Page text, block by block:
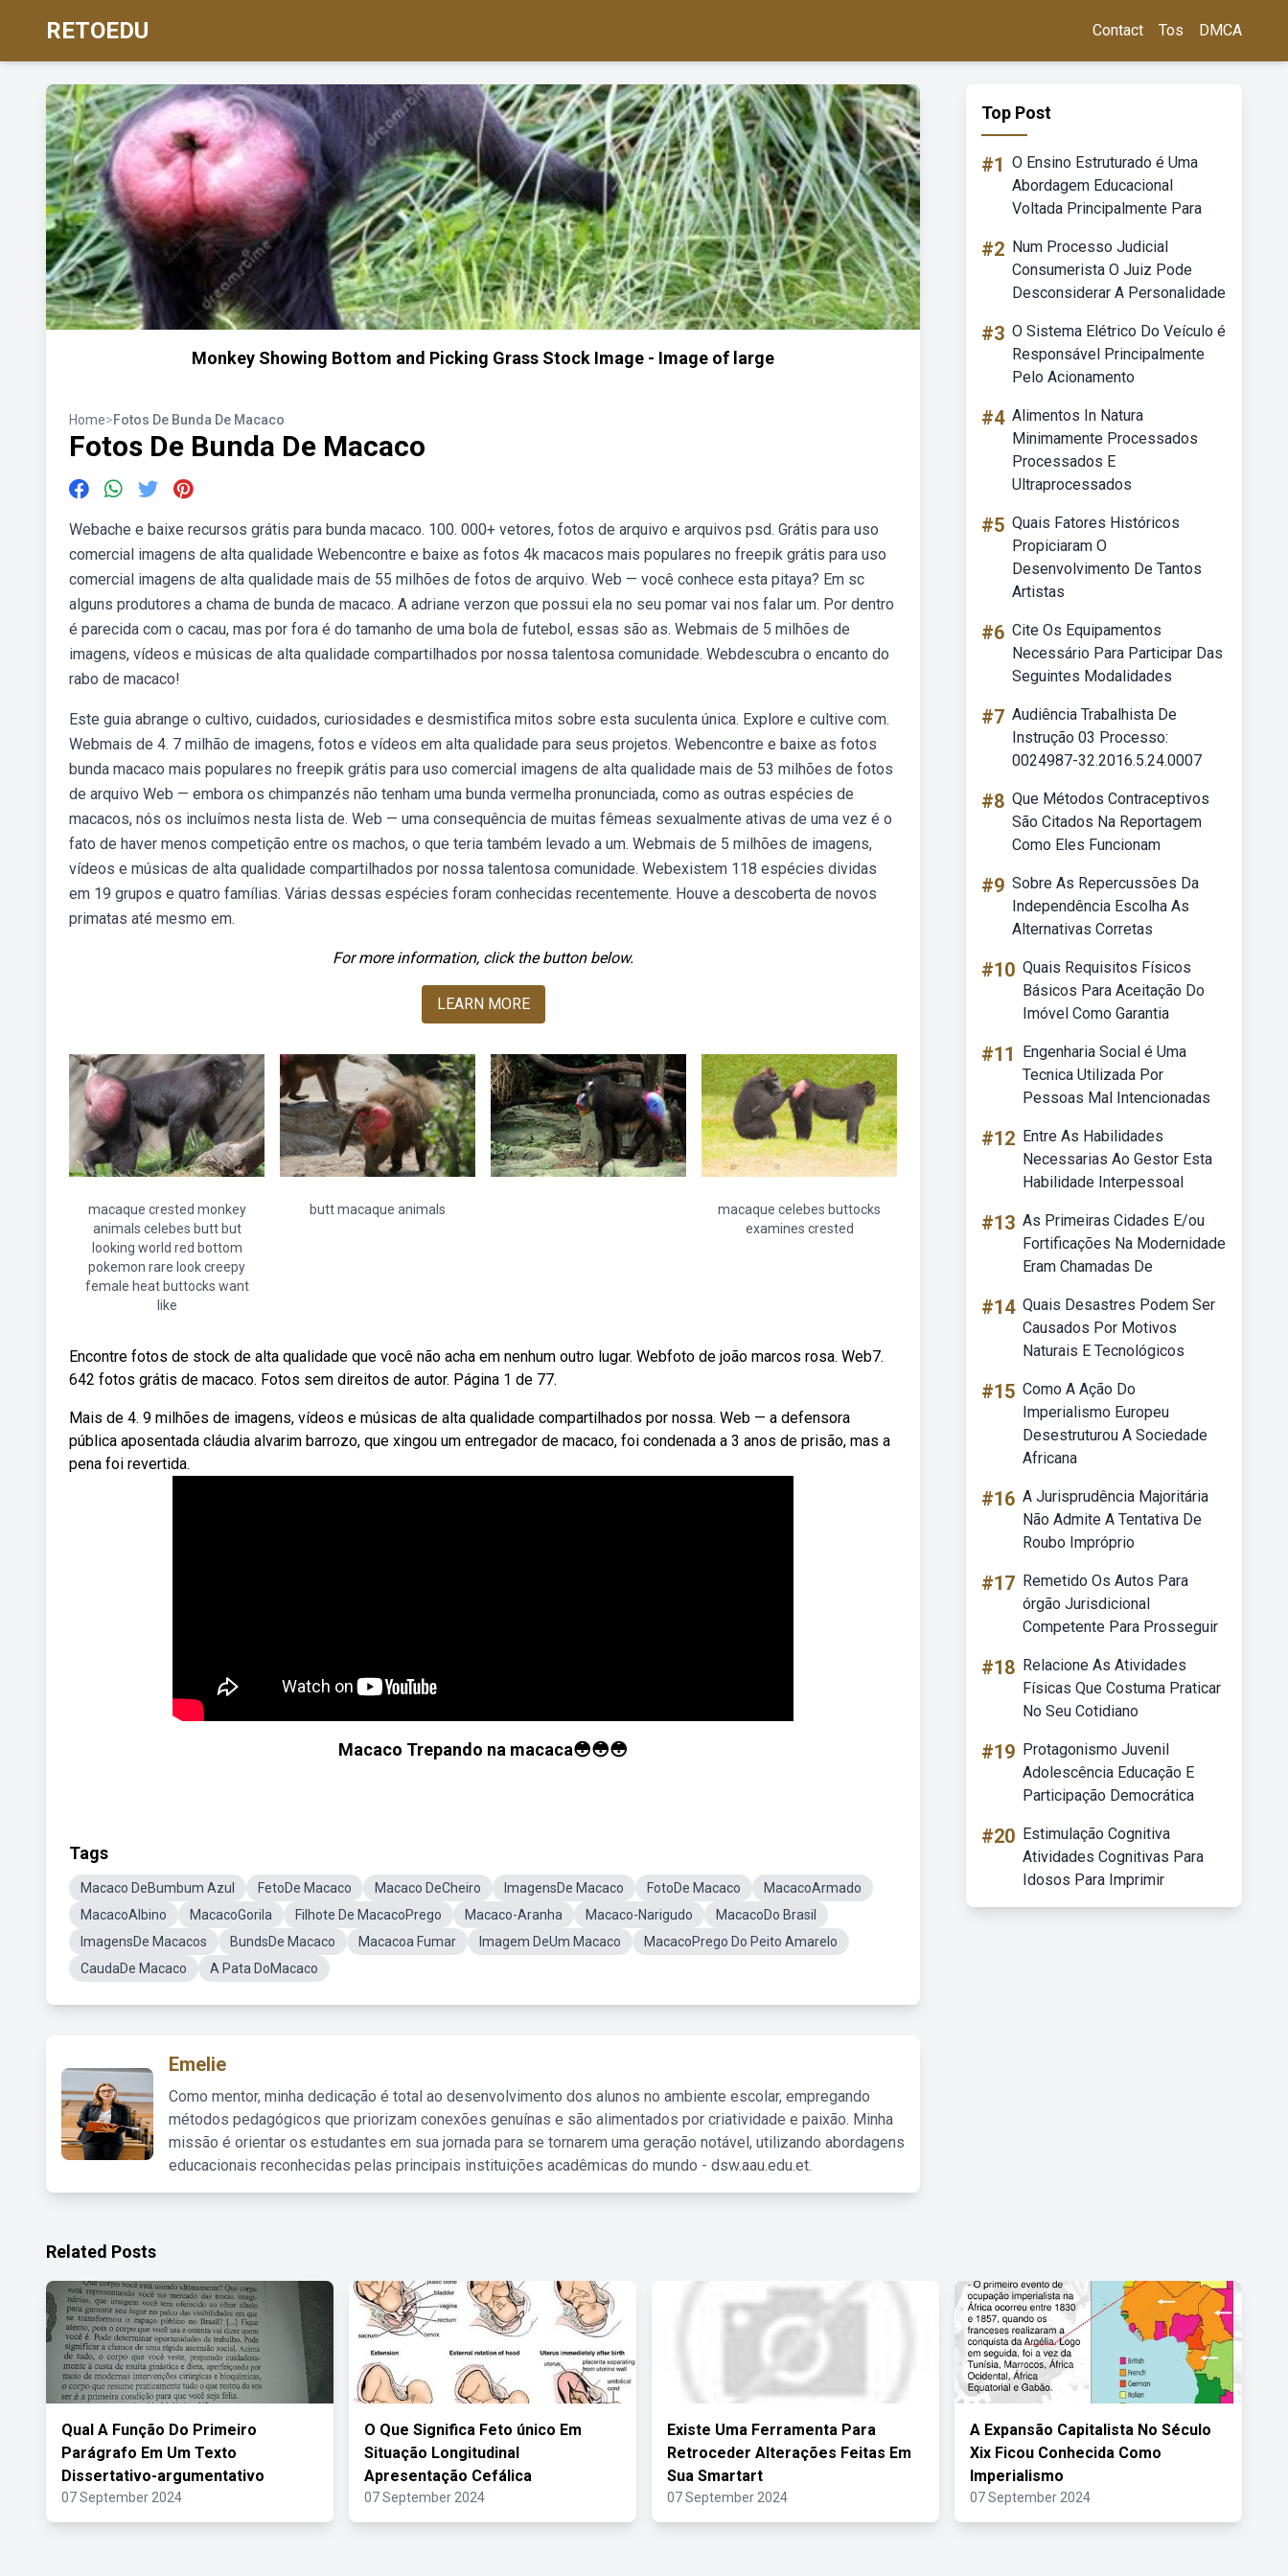
RETOEDU Contact Tos DMCA
Monkey Showing Bottom and Picking Grass Stock Image - Image of large
Home>Fotos De Bunda De Macaco
Fotos De Bunda De Macaco
Webache e baixe recursos grátis para bunda macaco. 100. 000+ vetores, fotos de arquivo e arquivos psd. Grátis para uso
comercial imagens de alta qualidade Webencontre e baixe as fotos 4k macacos mais populares no freepik grátis para uso
comercial imagens de alta qualidade mais de 55 milhões de fotos de arquivo. Web — você conhece esta pitaya? Em sc
alguns produtores a chama de bunda de macaco. A adriane verzon que possui ela no seu pomar vai nos falar um. Por dentro
é parecida com o cacau, mas por fora é do tamanho de uma bola de futebol, essas são as. Webmais de 5 milhões de
imagens, vídeos e músicas de alta qualidade compartilhados por nossa talentosa comunidade. Webdescubra o encanto do
rabo de macaco!
Este guia abrange o cultivo, cuidados, curiosidades e desmistifica mitos sobre esta suculenta única. Explore e cultive com.
Webmais de 4. 7 milhão de imagens, fotos e vídeos em alta qualidade para seus projetos. Webencontre e baixe as fotos
bunda macaco mais populares no freepik grátis para uso comercial imagens de alta qualidade mais de 53 milhões de fotos
de arquivo Web — embora os chimpanzés não tenham uma bunda vermelha pronunciada, como as outras espécies de
macacos, nós os incluímos nesta lista de. Web — uma consequência de muitas fêmeas sexualmente ativas de uma vez é o
fato de haver menos competição entre os machos, o que teria também levado a um. Webmais de 5 milhões de imagens,
vídeos e músicas de alta qualidade compartilhados por nossa talentosa comunidade. Webexistem 118 espécies dividas
em 19 grupos e quatro famílias. Várias dessas espécies foram conhecidas recentemente. Houve a descoberta de novos
primatas até mesmo em.
For more information, click the button below.
LEARN MORE
macaque crested monkey
animals celebes butt but
looking world red bottom
pokemon rare look creepy
female heat buttocks want
like
butt macaque animals
macaque celebes buttocks
examines crested
Encontre fotos de stock de alta qualidade que você não acha em nenhum outro lugar. Webfoto de joão marcos rosa. Web7.
642 fotos grátis de macaco. Fotos sem direitos de autor. Página 1 de 77.
Mais de 4. 9 milhões de imagens, vídeos e músicas de alta qualidade compartilhados por nossa. Web — a defensora
pública aposentada cláudia alvarim barrozo, que xingou um entregador de macaco, foi condenada a 3 anos de prisão, mas a
pena foi revertida.
Macaco Trepando na macaca😳😳😳
Tags
Macaco DeBumbum Azul FetoDe Macaco Macaco DeCheiro ImagensDe Macaco FotoDe Macaco
MacacoArmado
MacacoAlbino
MacacoGorila Filhote De MacacoPrego Macaco-Aranha Macaco-Narigudo
MacacoDo Brasil
ImagensDe Macacos
BundsDe Macaco Macacoa Fumar Imagem DeUm Macaco
MacacoPrego Do Peito Amarelo
CaudaDe Macaco
A Pata DoMacaco
Emelie
Como mentor, minha dedicação é total ao desenvolvimento dos alunos no ambiente escolar, empregando
métodos pedagógicos que priorizam conexões genuínas e são alimentados por criatividade e paixão. Minha
missão é orientar os estudantes em sua jornada para se tornarem uma geração notável, utilizando abordagens
educacionais reconhecidas pelas principais instituições acadêmicas do mundo - dsw.aau.edu.et.
Top Post
#1 O Ensino Estruturado é Uma
Abordagem Educacional
Voltada Principalmente Para
#2 Num Processo Judicial
Consumerista O Juiz Pode
Desconsiderar A Personalidade
#3 O Sistema Elétrico Do Veículo é
Responsável Principalmente
Pelo Acionamento
#4 Alimentos In Natura
Minimamente Processados
Processados E
Ultraprocessados
#5 Quais Fatores Históricos
Propiciaram O
Desenvolvimento De Tantos
Artistas
#6 Cite Os Equipamentos
Necessário Para Participar Das
Seguintes Modalidades
#7 Audiência Trabalhista De
Instrução 03 Processo:
0024987-32.2016.5.24.0007
#8 Que Métodos Contraceptivos
São Citados Na Reportagem
Como Eles Funcionam
#9 Sobre As Repercussões Da
Independência Escolha As
Alternativas Corretas
#10 Quais Requisitos Físicos
Básicos Para Aceitação Do
Imóvel Como Garantia
#11
Engenharia Social é Uma
Tecnica Utilizada Por
Pessoas Mal Intencionadas
#12 Entre As Habilidades
Necessarias Ao Gestor Esta
Habilidade Interpessoal
#13 As Primeiras Cidades E/ou
Fortificações Na Modernidade
Eram Chamadas De
#14 Quais Desastres Podem Ser
Causados Por Motivos
Naturais E Tecnológicos
#15 Como A Ação Do
Imperialismo Europeu
Desestruturou A Sociedade
Africana
#16 A Jurisprudência Majoritária
Não Admite A Tentativa De
Roubo Impróprio
#17 Remetido Os Autos Para
órgão Jurisdicional
Competente Para Prosseguir
#18 Relacione As Atividades
Físicas Que Costuma Praticar
No Seu Cotidiano
#19 Protagonismo Juvenil
Adolescência Educação E
Participação Democrática
#20 Estimulação Cognitiva
Atividades Cognitivas Para
Idosos Para Imprimir
Related Posts
Qual A Função Do Primeiro
Parágrafo Em Um Texto
Dissertativo-argumentativo
07 September 2024
O Que Significa Feto único Em
Situação Longitudinal
Apresentação Cefálica
07 September 2024
Existe Uma Ferramenta Para
Retroceder Alterações Feitas Em
Sua Smartart
07 September 2024
A Expansão Capitalista No Século
Xix Ficou Conhecida Como
Imperialismo
07 September 2024